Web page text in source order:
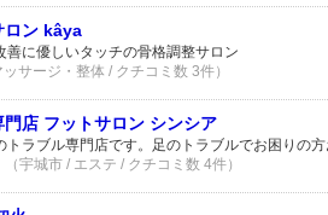
ロン kâya
善に優しいタッチの骨格調整サロン
ッサージ・整体 / クチコミ数 3件）
門店 フットサロン シンシア
トラブル専門店です。足のトラブルでお困りの
（宇城市 / エステ / クチコミ数 4件）